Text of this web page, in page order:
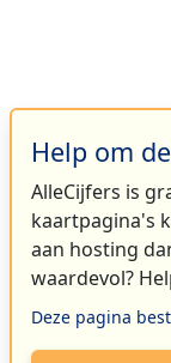
Help om
AlleCijfers is
kaartpagina's
aan hosting
waardevol?
Deze pagina